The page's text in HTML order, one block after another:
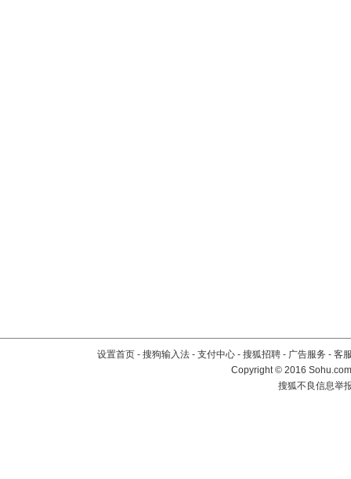
设置首页 - 搜狗输入法 - 支付中心 - 搜狐招聘 - 广告服务 - 客
Copyright©2016
搜狐不良信息举